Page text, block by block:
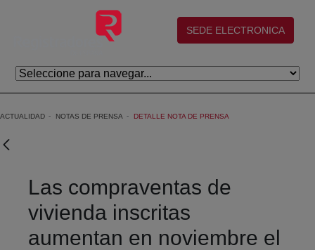
Saltar al contenido principal
(abre en nueva ventana)
SEDE ELECTRONICA
ACTUALIDAD NOTAS DE PRENSA DETALLE NOTA DE PRENSA
Las compraventas de
vivienda inscritas
aumentan en noviembre el